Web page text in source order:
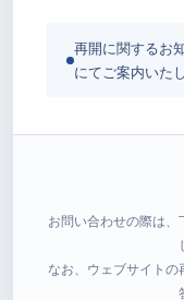
再開に関するお
にてご案内いた
お問い合わせの際は
なお、ウェブサイト